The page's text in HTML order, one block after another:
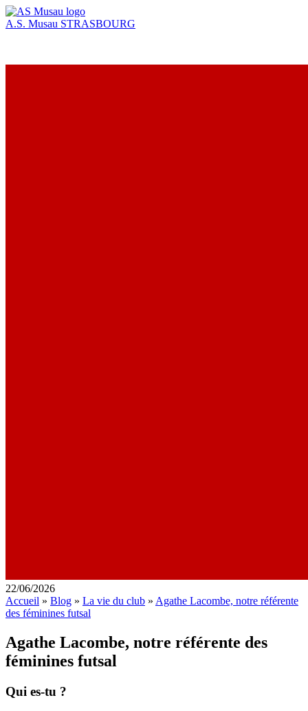
A.S. Musau STRASBOURG
22/06/2026
Accueil » Blog » La vie du club » Agathe Lacombe, notre référente
des féminines futsal
Agathe Lacombe, notre référente des
féminines futsal
Qui es-tu ?